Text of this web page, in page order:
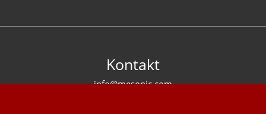
Kontakt
info@mesonic.com